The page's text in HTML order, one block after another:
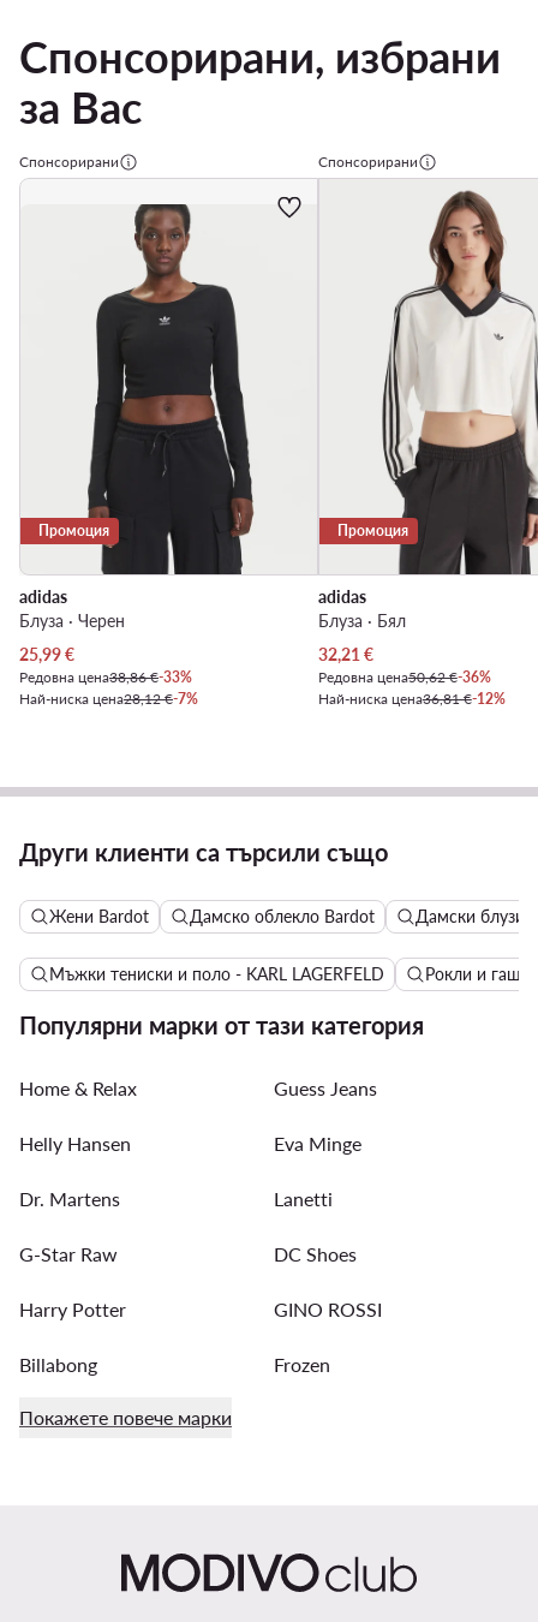
Спонсорирани, избрани
за Вас
Спонсорирани
Промоция
adidas
Блуза · Черен
Актуална цена
25,99€
Редовна цена38,86 €-33%
Най-ниска цена28,12 €-7%
Спонсорирани
Промоция
adidas
Блуза · Бял
Актуална цена
32,21 €
Редовна цена50,62 €-36%
Най-ниска цена36,81 €-12%
Други клиенти са търсили също
Жени Bardot Дамско облекло Bardot Дамски блузи
Мъжки тениски и поло - KARL LAGERFELD Рокли и
Популярни марки от тази категория
Home & Relax Guess Jeans
Helly Hansen Eva Minge
Dr. Martens Lanetti
G-Star Raw DC Shoes
Harry Potter GINO ROSSI
Billabong Frozen
Покажете повече марки